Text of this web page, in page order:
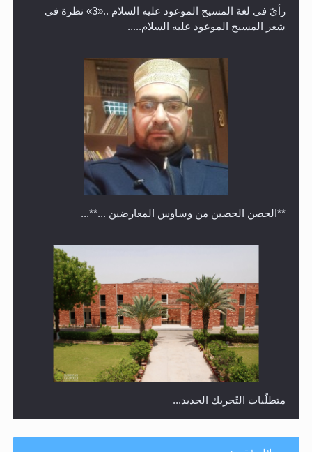
معرض القرآن الكريم لمدة ثلاثين يوما في مكتبة مدينة
ريهيماكي في فنلند
رأيٌ في لغة المسيح الموعود عليه السلام ..«3» نظرة في
شعر المسيح الموعود عليه السلام.....
**الحصن الحصين من وساوس المعارضين ...**...
متطلَّبات التّحريك الجديد...